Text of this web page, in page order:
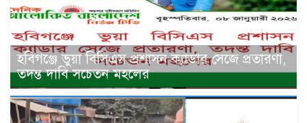
হবিগঞ্জে ভুয়া বিসিএস প্রশাসন ক্যাডার সেজে প্রতারণা,
তদন্ত দাবি সচেতন মহলের